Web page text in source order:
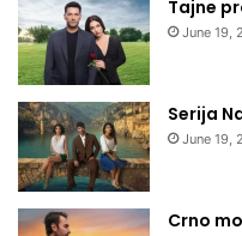
Tajne
June 19,
Serija
June 19,
Crno